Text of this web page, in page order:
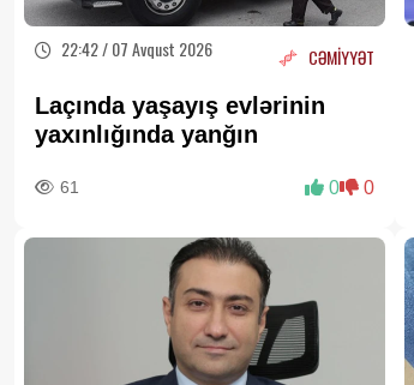
22:42 / 07 Avqust 2026 CƏMİYYƏT
Laçında yaşayış evlərinin
yaxınlığında yanğın
61 0 0